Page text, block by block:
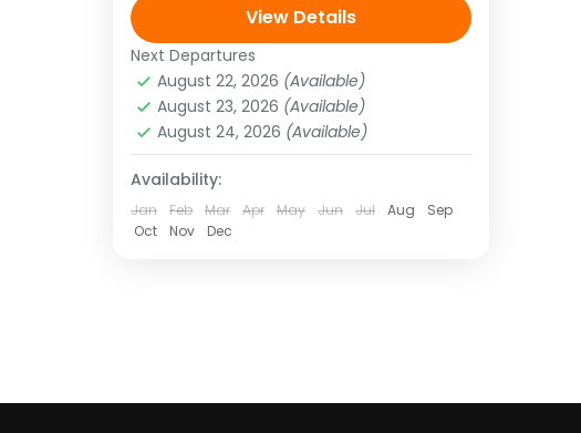
(garantizadas con un mínimo de dos
personas adultas) hasta el 20 de
diciembre del...
América,Sudamérica
Media
1 Person
View Details
Next Departures
August 22, 2026 (Available)
August 23, 2026 (Available)
August 24, 2026 (Available)
Availability:
Jan Feb Mar Apr May Jun Jul Aug
Sep
Oct
Nov Dec